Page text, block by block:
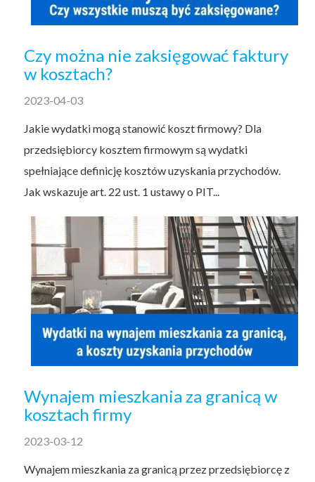
Czy można nie zaksięgować faktury
w kosztach?
2023-04-03
Jakie wydatki mogą stanowić koszt firmowy? Dla
przedsiębiorcy kosztem firmowym są wydatki
spełniające definicję kosztów uzyskania przychodów.
Jak wskazuje art. 22 ust. 1 ustawy o PIT...
Wynajem mieszkania za granicą w
kosztach firmy
2023-03-12
Wynajem mieszkania za granicą przez przedsiębiorcę z